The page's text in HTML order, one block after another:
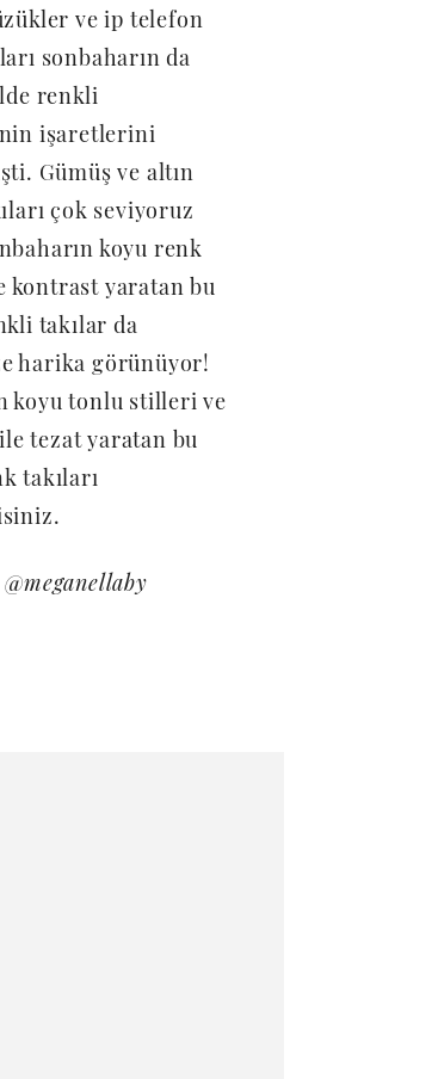
ve ip telefon
sonbaharın da
renkli
işaretlerini
Gümüş ve altın
çok seviyoruz
koyu renk
kontrast yaratan bu
takılar da
harika görünüyor!
koyu tonlu stilleri ve
tezat yaratan bu
takıları